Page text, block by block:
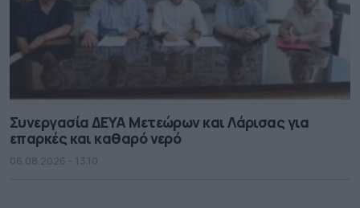
Συνεργασία ΔΕΥΑ Μετεώρων και Λάρισας για
επαρκές και καθαρό νερό
06.08.2026 - 13.10